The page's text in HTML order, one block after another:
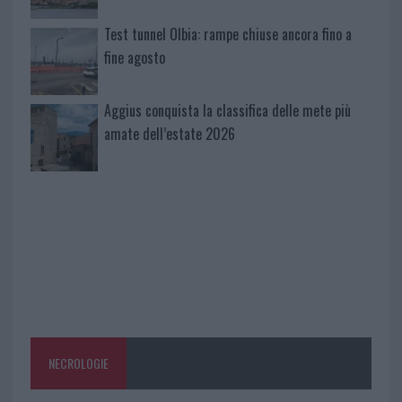
Test tunnel Olbia: rampe chiuse ancora fino a
fine agosto
Aggius conquista la classifica delle mete più
amate dell’estate 2026
NECROLOGIE